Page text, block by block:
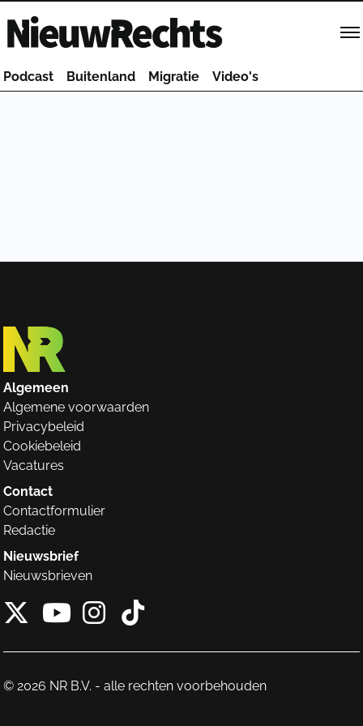
Homepage van NieuwRechts
Podcast Buitenland Migratie Video's
Algemeen
Algemene voorwaarden
Privacybeleid
Cookiebeleid
Vacatures
Contact
Contactformulier
Redactie
Nieuwsbrief
Nieuwsbrieven
X van NieuwRechts
Instagram van
Tiktok van
© 2026 NR B.V. - alle rechten voorbehouden